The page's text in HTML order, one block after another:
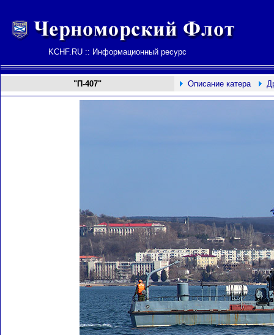
KCHF.RU :: Информационный ресурс
"П-407" Описание катера